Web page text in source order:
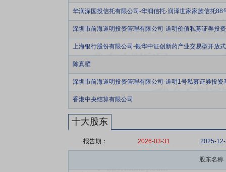
华润深国投信托有限公司-华润信托·润泽世家家族信托88
深圳市前海道明投资管理有限公司-道明价值私募证券投
上海银行股份有限公司-银华中证创新药产业交易型开放
陈真壁
深圳市前海道明投资管理有限公司-道明1号私募证券投资
香港中央结算有限公司
十大股东
报告期： 2026-03-31 2025-
股东名称